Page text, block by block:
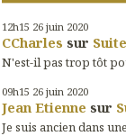
12h15 26 juin 2020
CCharles sur
N'est-il pas trop tôt
09h15 26 juin 2020
Jean Etienne sur
Je suis ancien dans